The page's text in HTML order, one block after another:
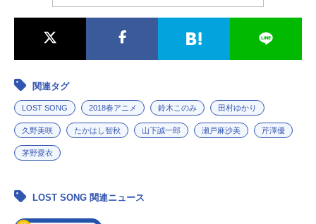
関連タグ
LOST SONG 2018春アニメ 鈴木このみ 田村ゆかり
久野美咲 たかはし智秋 山下誠一郎 瀬戸麻沙美 芹澤優
茅野愛衣
LOST SONG 関連ニュース